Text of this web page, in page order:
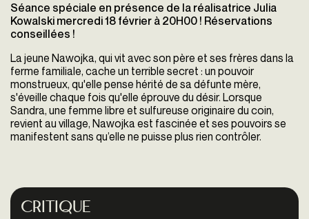
Séance spéciale en présence de la réalisatrice Julia
Kowalski mercredi 18 février à 20H00 ! Réservations
conseillées !
La jeune Nawojka, qui vit avec son père et ses frères dans la
ferme familiale, cache un terrible secret : un pouvoir
monstrueux, qu'elle pense hérité de sa défunte mère,
s'éveille chaque fois qu'elle éprouve du désir. Lorsque
Sandra, une femme libre et sulfureuse originaire du coin,
revient au village, Nawojka est fascinée et ses pouvoirs se
manifestent sans qu’elle ne puisse plus rien contrôler.
Critique